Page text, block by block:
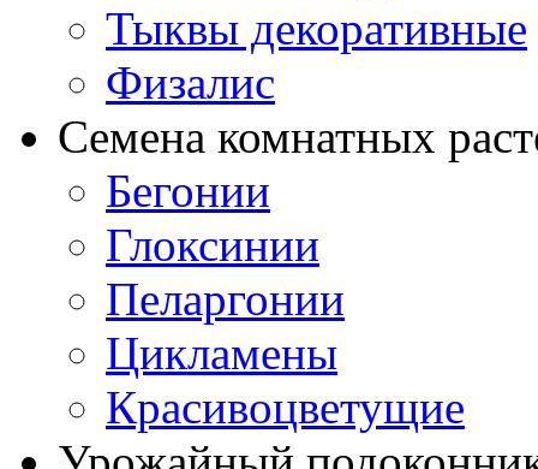
Тыквы декоративные
Физалис
Семена комнатных
Бегонии
Глоксинии
Пеларгонии
Цикламены
Красивоцветущие